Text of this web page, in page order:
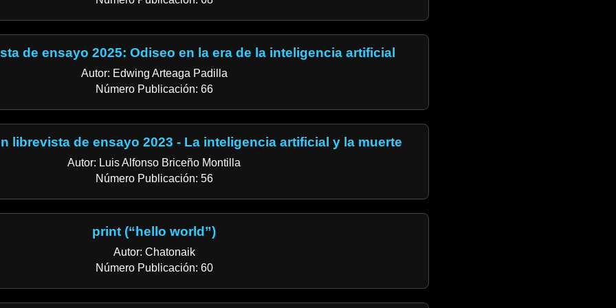
de ensayo 2025: Odiseo en la era de la inteligencia artificial
Autor: Edwing Arteaga Padilla
Número Publicación: 66
librevista de ensayo 2023 - La inteligencia artificial y la muerte
Autor: Luis Alfonso Briceño Montilla
Número Publicación: 56
print (“hello world”)
Autor: Chatonaik
Número Publicación: 60